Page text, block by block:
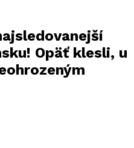
Opäť klesli, u